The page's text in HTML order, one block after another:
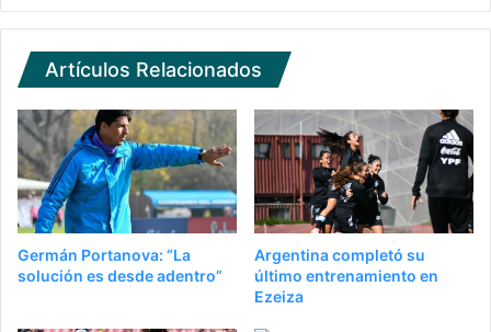
Artículos Relacionados
Germán Portanova: “La
solución es desde adentro”
Argentina completó su
último entrenamiento en
Ezeiza